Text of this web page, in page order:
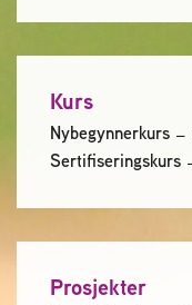
2004 Lillestrøm
TEL 63 94 20 80
post@norbi.no
Kurs
Nybegynnerkurs
Sertifiseringskurs
Prosjekter